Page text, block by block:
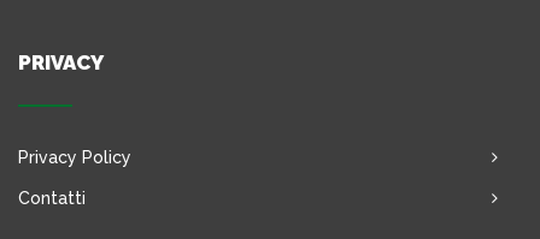
PRIVACY
Privacy Policy
Contatti